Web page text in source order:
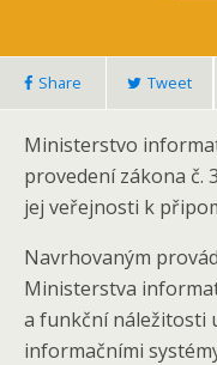
Share Tweet
Ministerstvo
provedení zákona č.
jej veřejnosti k
Navrhovaným
Ministerstva
a funkční náležitosti
informačními